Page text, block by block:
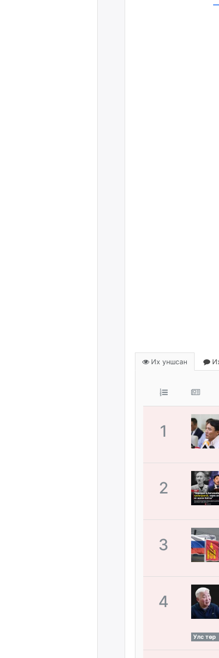
Их уншсан
1
2
3
4
Улс төр